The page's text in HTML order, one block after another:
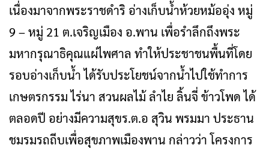
เนื่องมาจากพระราชดำริ อ่างเก็บน้ำห้วยหม้ออุ่ง หมู่​
9​ – หมู่ 21 ต.เจริญเมือง อ.พาน เพื่อรำลึกถึงพระ​
มหา​กรุณาธิคุณแผ่ไพศาล​ ทำให้​ประ​ชา​ชนพื้นที่โดย
รอบอ่างเก็บน้ำ ได้รับประโยชน์จากน้ำไปใช้ทำการ
เกษตรกรรม ไร่​นา​ สวนผลไม้ ลำไย ลิ้นจี่ ข้าวโพด​ ได้
ตลอดปี​ อย่างมีความสุขร.ต.อ สุวิน พรมมา ประธาน
ชมรมรถถีบเพื่อสุขภาพเมืองพาน กล่าวว่า โครง​การ